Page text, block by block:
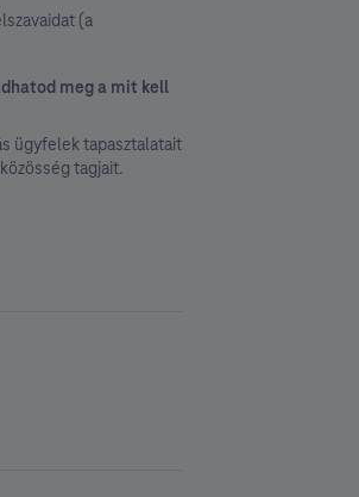
(a
meg a mit kell
ügyfelek tapasztalatait
tagjait.